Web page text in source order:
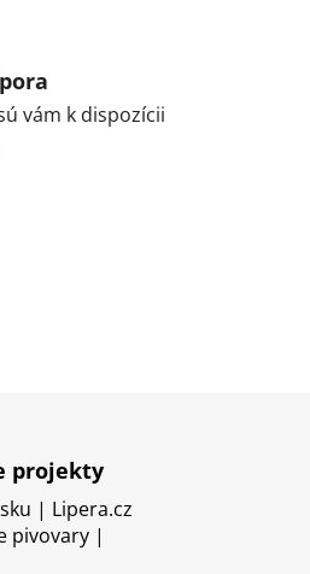
vám k dispozícii
projekty
| Lipera.cz
pivovary |